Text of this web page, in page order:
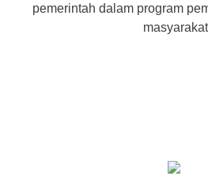
pemerintah dalam program